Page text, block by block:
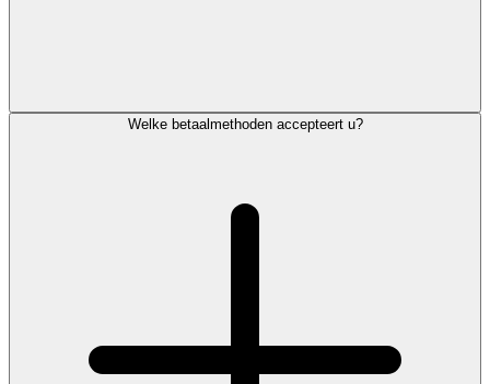
Welke betaalmethoden accepteert u?